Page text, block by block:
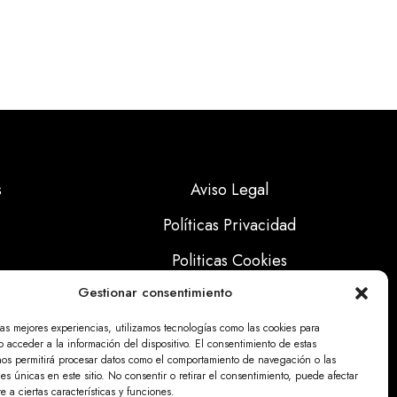
Gestionar consentimiento
mejores experiencias, utilizamos tecnologías como las cookies para
acceder a la información del dispositivo. El consentimiento de estas
permitirá procesar datos como el comportamiento de navegación o las
únicas en este sitio. No consentir o retirar el consentimiento, puede afectar
a ciertas características y funciones.
Aviso Legal
Políticas Privacidad
Politicas Cookies